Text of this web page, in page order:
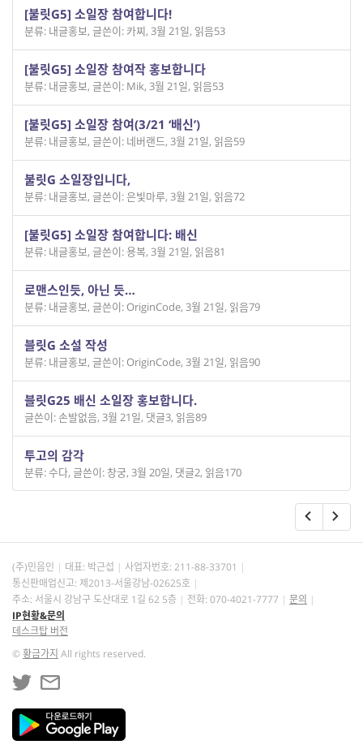
[불릿G5] 소일장 참여합니다!
분류: 내글홍보, 글쓴이: 카찌, 3월 21일, 읽음53
[불릿G5] 소일장 참여작 홍보합니다
분류: 내글홍보, 글쓴이: Mik, 3월 21일, 읽음53
[불릿G5] 소일장 참여(3/21 ‘배신’)
분류: 내글홍보, 글쓴이: 네버랜드, 3월 21일, 읽음59
불릿G 소일장입니다,
분류: 내글홍보, 글쓴이: 은빛마루, 3월 21일, 읽음72
[불릿G5] 소일장 참여합니다: 배신
분류: 내글홍보, 글쓴이: 용복, 3월 21일, 읽음81
로맨스인듯, 아닌 듯…
분류: 내글홍보, 글쓴이: OriginCode, 3월 21일, 읽음79
블릿G 소설 작성
분류: 내글홍보, 글쓴이: OriginCode, 3월 21일, 읽음90
블릿G25 배신 소일장 홍보합니다.
글쓴이: 손발없음, 3월 21일, 댓글3, 읽음89
투고의 감각
분류: 수다, 글쓴이: 창궁, 3월 20일, 댓글2, 읽음170
(주)민음인 대표: 박근섭 사업자번호: 211-88-33701
통신판매업신고: 제2013-서울강남-02625호
주소: 서울시 강남구 도산대로 1길 62 5층
전화: 070-4021-7777
문의
IP현황&문의
데스크탑 버전
©황금가지 All rights reserved.